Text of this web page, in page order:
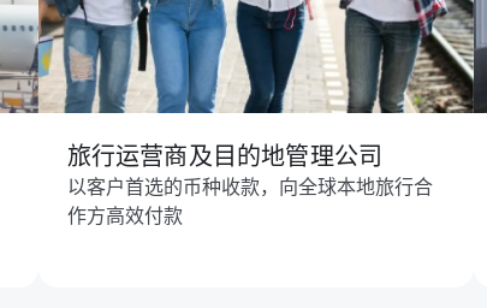
旅行运营商及目的地管理公司
以客户首选的币种收款，向全球本地旅行合
作方高效付款